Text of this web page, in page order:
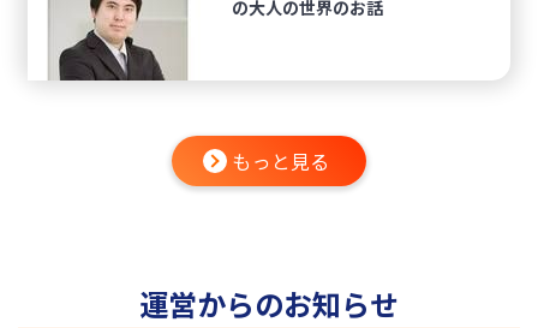
の大人の世界のお話
もっと見る
運営からのお知らせ